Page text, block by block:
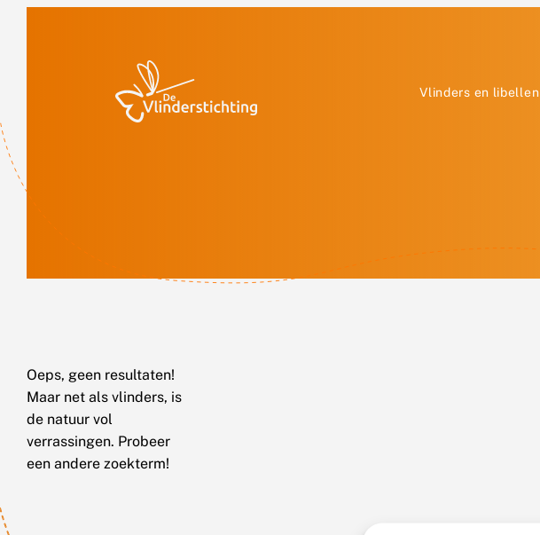
Vlinders en libellen
Oeps, geen resultaten!
Maar net als vlinders, is
de natuur vol
verrassingen. Probeer
een andere zoekterm!